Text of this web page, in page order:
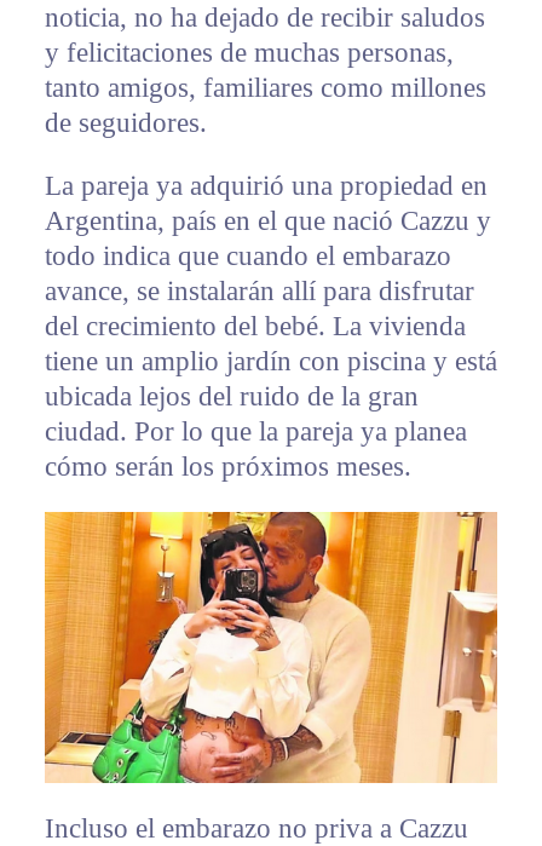
noticia, no ha dejado de recibir saludos
y felicitaciones de muchas personas,
tanto amigos, familiares como millones
de seguidores.
La pareja ya adquirió una propiedad en
Argentina, país en el que nació Cazzu y
todo indica que cuando el embarazo
avance, se instalarán allí para disfrutar
del crecimiento del bebé. La vivienda
tiene un amplio jardín con piscina y está
ubicada lejos del ruido de la gran
ciudad. Por lo que la pareja ya planea
cómo serán los próximos meses.
Incluso el embarazo no priva a Cazzu